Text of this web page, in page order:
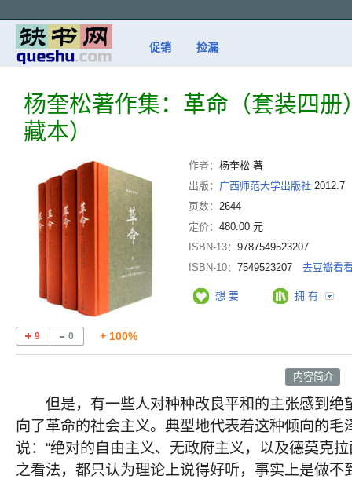
促销 捡漏
杨奎松著作集：革命（套装四册
藏本）
作者： 杨奎松 著
出版： 广西师范大学出版社 2012.7
页数： 2644
定价： 480.00 元
ISBN-13： 9787549523207
ISBN-10： 7549523207 去豆瓣看
想 要 拥 有
9 0 + 100%
内容简介
但是，有一些人对种种改良平和的主张感到绝
向了革命的社会主义。典型地代表着这种倾向的毛
说：“绝对的自由主义、无政府主义，以及德莫克
之看法，都只认为理论上说得好听，事实上是做不